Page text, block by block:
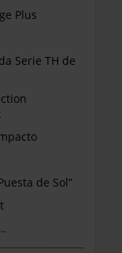
Plus
Serie TH de
de Sol”